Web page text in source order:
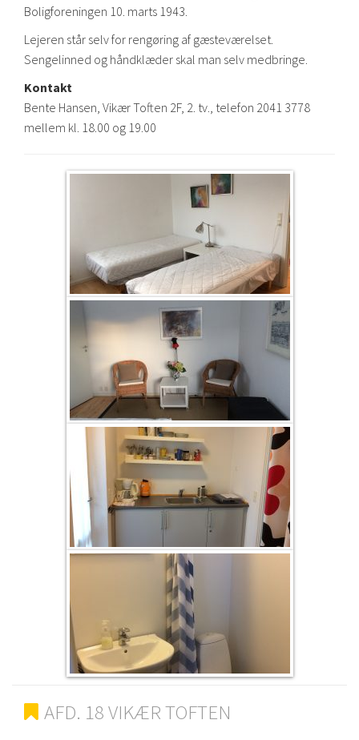
Boligforeningen 10. marts 1943.
Lejeren står selv for rengøring af gæsteværelset.
Sengelinned og håndklæder skal man selv medbringe.
Kontakt
Bente Hansen, Vikær Toften 2F, 2. tv., telefon 2041 3778
mellem kl. 18.00 og 19.00
AFD. 18 VIKÆR TOFTEN